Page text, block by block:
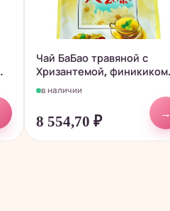
Чай БаБао травяной с
Хризантемой, финикиком
и...
в наличии
8 554,70 ₽
→